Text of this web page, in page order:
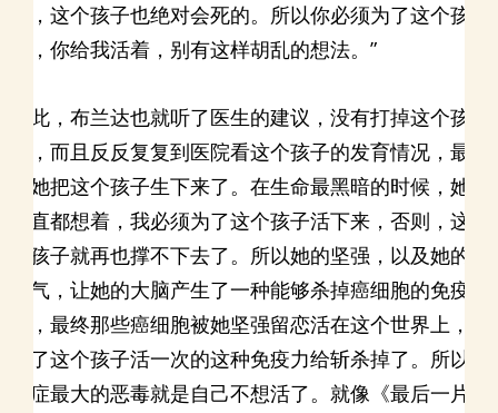
死，这个孩子也绝对会死的。所以你必须为了这个孩
子，你给我活着，别有这样胡乱的想法。”
因此，布兰达也就听了医生的建议，没有打掉这个孩
子，而且反反复复到医院看这个孩子的发育情况，最
终她把这个孩子生下来了。在生命最黑暗的时候，她
一直都想着，我必须为了这个孩子活下来，否则，这
个孩子就再也撑不下去了。所以她的坚强，以及她的
勇气，让她的大脑产生了一种能够杀掉癌细胞的免疫
力，最终那些癌细胞被她坚强留恋活在这个世界上，
为了这个孩子活一次的这种免疫力给斩杀掉了。所以
癌症最大的恶毒就是自己不想活了。就像《最后一片